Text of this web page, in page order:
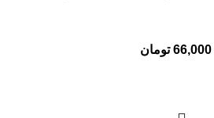
قیمت
66,000 تومان